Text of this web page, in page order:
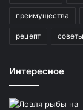
преимущества
рецепт советы
Интересное